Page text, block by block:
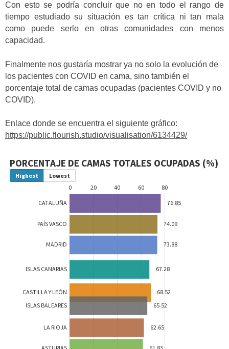
Con esto se podría concluir que no en todo el rango de
tiempo estudiado su situación es tan crítica ni tan mala
como puede serlo en otras comunidades con menos
capacidad.
Finalmente nos gustaría mostrar ya no solo la evolución de
los pacientes con COVID en cama, sino también el
porcentaje total de camas ocupadas (pacientes COVID y no
COVID).
Enlace donde se encuentra el siguiente gráfico:
https://public.flourish.studio/visualisation/6134429/